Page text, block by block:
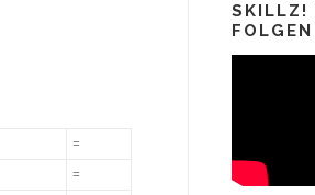
=
=
SKILLZ!
FOLGEN